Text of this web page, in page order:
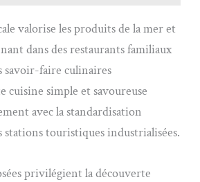
valorise les produits de la mer et
dans des restaurants familiaux
savoir-faire culinaires
simple et savoureuse
avec la standardisation
stations touristiques industrialisées.
privilégient la découverte